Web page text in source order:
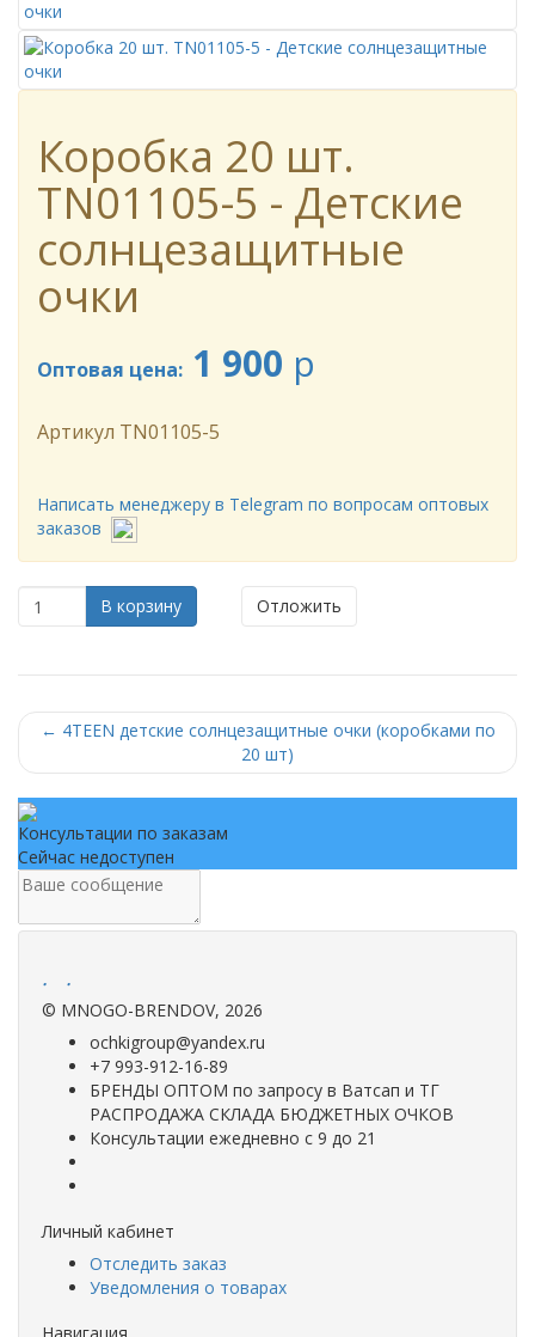
Коробка 20 шт.
TN01105-5 - Детские
солнцезащитные
очки
Оптовая цена: 1 900 p
Артикул TN01105-5
Написать менеджеру в Telegram по вопросам оптовых
заказов
В корзину Отложить
← 4TEEN детские солнцезащитные очки (коробками по
20 шт)
Консультации по заказам
Сейчас недоступен
. .
© MNOGO-BRENDOV, 2026
ochkigroup@yandex.ru
+7 993-912-16-89
БРЕНДЫ ОПТОМ по запросу в Ватсап и ТГ
РАСПРОДАЖА СКЛАДА БЮДЖЕТНЫХ ОЧКОВ
Консультации ежедневно с 9 до 21
Личный кабинет
Отследить заказ
Уведомления о товарах